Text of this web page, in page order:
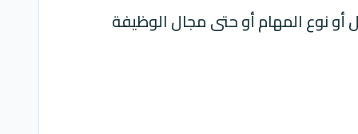
أو نوع المهام أو حتى مجال الوظيفة